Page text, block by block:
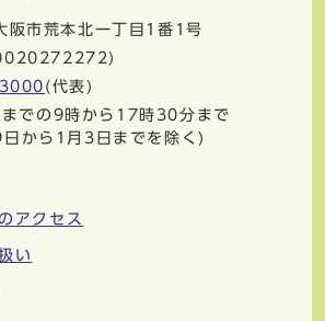
阪市荒本北一丁目1番1号
(代表)
までの9時から17時30分まで
から1月3日までを除く)
アクセス
い